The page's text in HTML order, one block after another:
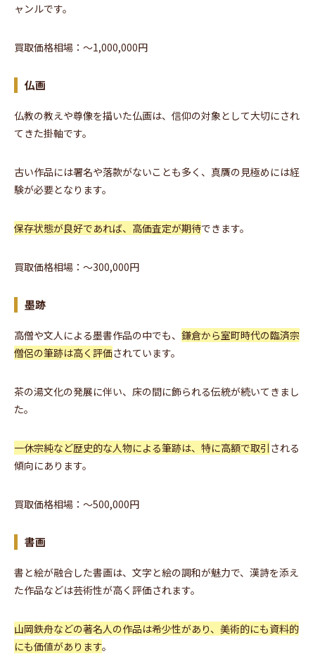
ャンルです。
買取価格相場：〜1,000,000円
仏画
仏教の教えや尊像を描いた仏画は、信仰の対象として大切にされ
てきた掛軸です。
古い作品には署名や落款がないことも多く、真贋の見極めには経
験が必要となります。
保存状態が良好であれば、高価査定が期待できます。
買取価格相場：〜300,000円
墨跡
高僧や文人による墨書作品の中でも、 鎌倉から室町時代の臨済宗
僧侶の筆跡は高く評価されています。
茶の湯文化の発展に伴い、床の間に飾られる伝統が続いてきまし
た。
一休宗純など歴史的な人物による筆跡は、特に高額で取引 される
傾向にあります。
買取価格相場：〜500,000円
書画
書と絵が融合した書画は、文字と絵の調和が魅力で、漢詩を添え
た作品などは芸術性が高く評価されます。
山岡鉄舟などの著名人の作品は希少性があり、美術的にも資料的
にも価値があります。